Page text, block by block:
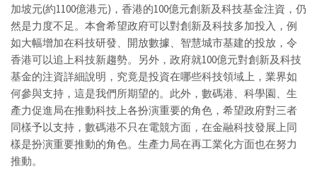
加坡元(約1100億港元)，香港的100億元創新及科技基金注資，仍
然是力度不足。本會希望政府可以對創新及科技多加投入，例
如大幅增加在科技研發、開放數據、智慧城市基建的投放，令
香港可以追上科技新趨勢。另外，政府就100億元對創新及科技
基金的注資詳細說明，究竟是投資在哪些科技領域上，業界如
何參與支持，這是我們所期望的。此外，數碼港、科學園、生
產力促進局在推動科技上各扮演重要的角色，希望政府對三者
同樣予以支持，數碼港不只在電競方面，在金融科技發展上同
樣是扮演重要推動的角色。生產力局在再工業化方面也在努力
推動。